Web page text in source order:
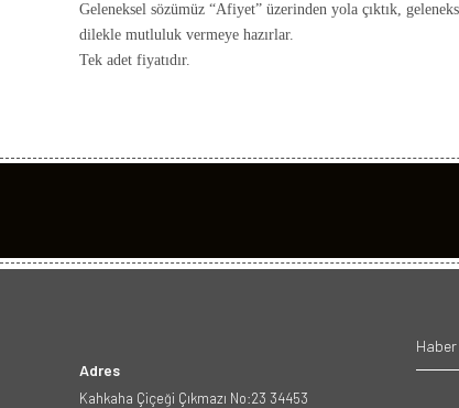
Geleneksel sözümüz “Afiyet” üzerinden yola çıktık,
dilekle mutluluk vermeye hazırlar.
Tek adet fiyatıdır.
Adres
Kahkaha Çiçeği Çıkmazı No:23 34453